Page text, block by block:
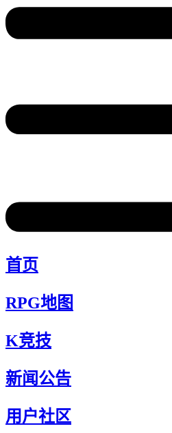
首页
RPG地图
K竞技
新闻公告
用户社区